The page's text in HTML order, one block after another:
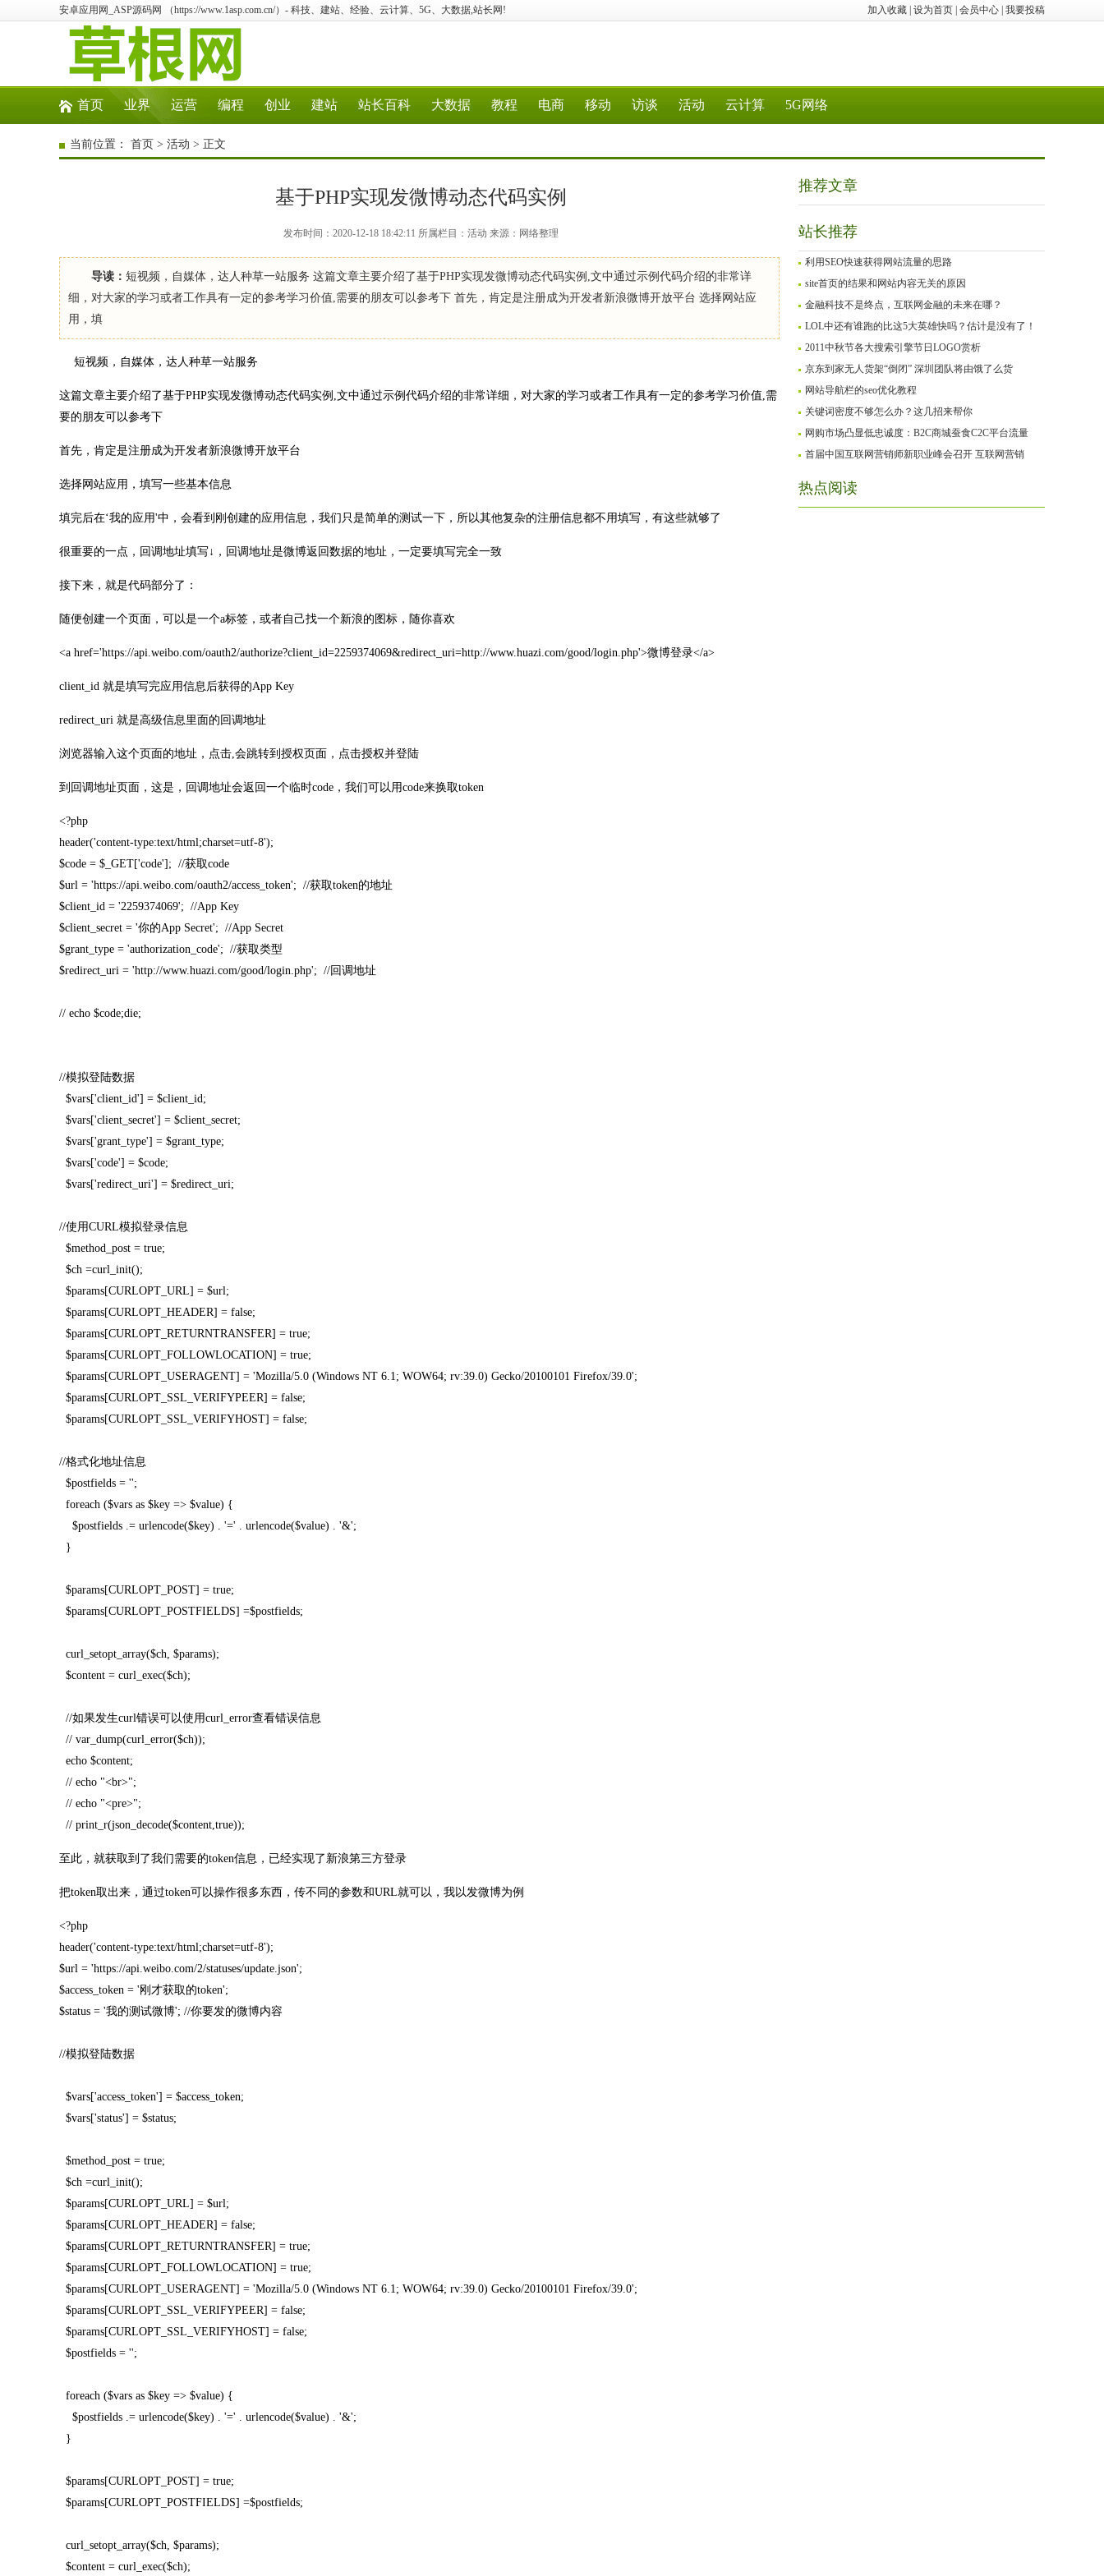
加入收藏 设为首页 会员中心 我要投稿
安卓应用网_ASP源码网 （https://www.1asp.com.cn/）- 科技、建站、经验、云计算、5G、大数据,站长网!
首页 业界 运营 编程 创业 建站 站长百科 大数据 教程 电商 移动 访谈 活动 云计算 5G网络
当前位置： 首页 > 活动 > 正文
基于PHP实现发微博动态代码实例
发布时间：2020-12-18 18:42:11 所属栏目：活动 来源：网络整理
导读： 短视频，自媒体，达人种草一站服务 这篇文章主要介绍了基于PHP实现发微博动态代码实例,文中通过示例代码介绍的非常详
细，对大家的学习或者工作具有一定的参考学习价值,需要的朋友可以参考下 首先，肯定是注册成为开发者新浪微博开放平台 选择网站应
用，填
短视频，自媒体，达人种草一站服务
这篇文章主要介绍了基于PHP实现发微博动态代码实例,文中通过示例代码介绍的非常详细，对大家的学习或者工作具有一定的参考学习价值,需
要的朋友可以参考下
首先，肯定是注册成为开发者新浪微博开放平台
选择网站应用，填写一些基本信息
填完后在‘我的应用'中，会看到刚创建的应用信息，我们只是简单的测试一下，所以其他复杂的注册信息都不用填写，有这些就够了
很重要的一点，回调地址填写↓，回调地址是微博返回数据的地址，一定要填写完全一致
接下来，就是代码部分了：
随便创建一个页面，可以是一个a标签，或者自己找一个新浪的图标，随你喜欢
<a href='https://api.weibo.com/oauth2/authorize?client_id=2259374069&redirect_uri=http://www.huazi.com/good/login.php'>微博登录</a>
client_id 就是填写完应用信息后获得的App Key
redirect_uri 就是高级信息里面的回调地址
浏览器输入这个页面的地址，点击,会跳转到授权页面，点击授权并登陆
到回调地址页面，这是，回调地址会返回一个临时code，我们可以用code来换取token
<?php
header('content-type:text/html;charset=utf-8');
$code = $_GET['code']; //获取code
$url = 'https://api.weibo.com/oauth2/access_token'; //获取token的地址
$client_id = '2259374069'; //App Key
$client_secret = '你的App Secret'; //App Secret
$grant_type = 'authorization_code'; //获取类型
$redirect_uri = 'http://www.huazi.com/good/login.php'; //回调地址
// echo $code;die;
//模拟登陆数据
$vars['client_id'] = $client_id;
$vars['client_secret'] = $client_secret;
$vars['grant_type'] = $grant_type;
$vars['code'] = $code;
$vars['redirect_uri'] = $redirect_uri;
//使用CURL模拟登录信息
$method_post = true;
$ch =curl_init();
$params[CURLOPT_URL] = $url;
$params[CURLOPT_HEADER] = false;
$params[CURLOPT_RETURNTRANSFER] = true;
$params[CURLOPT_FOLLOWLOCATION] = true;
$params[CURLOPT_USERAGENT] = 'Mozilla/5.0 (Windows NT 6.1; WOW64; rv:39.0) Gecko/20100101 Firefox/39.0';
$params[CURLOPT_SSL_VERIFYPEER] = false;
$params[CURLOPT_SSL_VERIFYHOST] = false;
//格式化地址信息
$postfields = '';
foreach ($vars as $key => $value) {
$postfields .= urlencode($key) . '=' . urlencode($value) . '&';
}
$params[CURLOPT_POST] = true;
$params[CURLOPT_POSTFIELDS] =$postfields;
curl_setopt_array($ch, $params);
$content = curl_exec($ch);
//如果发生curl错误可以使用curl_error查看错误信息
// var_dump(curl_error($ch));
echo $content;
// echo "<br>";
// echo "<pre>";
// print_r(json_decode($content,true));
至此，就获取到了我们需要的token信息，已经实现了新浪第三方登录
把token取出来，通过token可以操作很多东西，传不同的参数和URL就可以，我以发微博为例
<?php
header('content-type:text/html;charset=utf-8');
$url = 'https://api.weibo.com/2/statuses/update.json';
$access_token = '刚才获取的token';
$status = '我的测试微博'; //你要发的微博内容
//模拟登陆数据
$vars['access_token'] = $access_token;
$vars['status'] = $status;
$method_post = true;
$ch =curl_init();
$params[CURLOPT_URL] = $url;
$params[CURLOPT_HEADER] = false;
$params[CURLOPT_RETURNTRANSFER] = true;
$params[CURLOPT_FOLLOWLOCATION] = true;
$params[CURLOPT_USERAGENT] = 'Mozilla/5.0 (Windows NT 6.1; WOW64; rv:39.0) Gecko/20100101 Firefox/39.0';
$params[CURLOPT_SSL_VERIFYPEER] = false;
$params[CURLOPT_SSL_VERIFYHOST] = false;
$postfields = '';
foreach ($vars as $key => $value) {
$postfields .= urlencode($key) . '=' . urlencode($value) . '&';
}
$params[CURLOPT_POST] = true;
$params[CURLOPT_POSTFIELDS] =$postfields;
curl_setopt_array($ch, $params);
$content = curl_exec($ch);
推荐文章
站长推荐
利用SEO快速获得网站流量的思路
site首页的结果和网站内容无关的原因
金融科技不是终点，互联网金融的未来在哪？
LOL中还有谁跑的比这5大英雄快吗？估计是没有了！
2011中秋节各大搜索引擎节日LOGO赏析
京东到家无人货架“倒闭” 深圳团队将由饿了么货
网站导航栏的seo优化教程
关键词密度不够怎么办？这几招来帮你
网购市场凸显低忠诚度：B2C商城蚕食C2C平台流量
首届中国互联网营销师新职业峰会召开 互联网营销
热点阅读